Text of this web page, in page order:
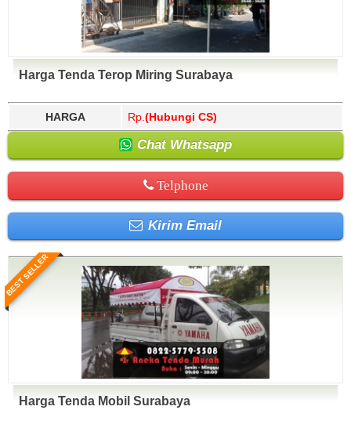
Harga Tenda Terop Miring Surabaya
HARGA Rp. (Hubungi CS)
Chat Whatsapp
Telphone
Kirim Email
BEST SELLER
Harga Tenda Mobil Surabaya